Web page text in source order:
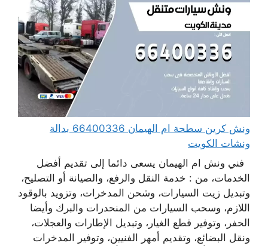
ونش كرين سطحة ام الهيمان 66400336 بدالة
ونشات الكويت
فني ونش ام الهيمان يسعى دائما إلى تقديم أفضل
الخدمات، من : خدمة النقل والرفع، والصيانة أو التصليح،
وتبديل زيت السيارات، وشحن المدخرات، وتزويد بالوقود
اللازم، وسحب السيارات من المنحدرات والبرك وأيضا
الحفر، وتوفير قطع الغيار، وتبديل الإطارات والعجلات،
ونقل البضائع، وتقديم أمهر الفنيين، وتوفير المدخرات